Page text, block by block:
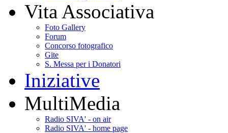
Vita Associativa
Foto Gallery
Forum
Concorso fotografico
Gite
S. Messa per i Donatori
Iniziative
MultiMedia
Radio SIVA' - on air
Radio SIVA' - home page